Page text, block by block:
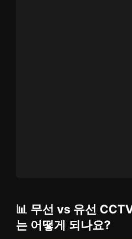
📊 무선 vs 유선
는 어떻게 되나요?